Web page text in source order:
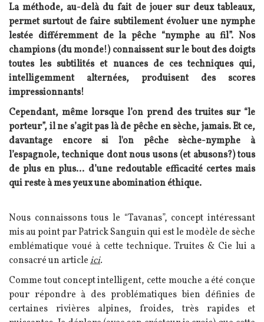
La méthode, au-delà du fait de jouer sur deux tableaux,
permet surtout de faire subtilement évoluer une nymphe
lestée différemment de la pêche “nymphe au fil”. Nos
champions (du monde!) connaissent sur le bout des doigts
toutes les subtilités et nuances de ces techniques qui,
intelligemment alternées, produisent des scores
impressionnants!
Cependant, même lorsque l’on prend des truites sur “le
porteur”, il ne s’agit pas là de pêche en sèche, jamais. Et ce,
davantage encore si l'on pêche sèche-nymphe à
l’espagnole, technique dont nous usons (et abusons?) tous
de plus en plus... d’une redoutable efficacité certes mais
qui reste à mes yeux une abomination éthique.
Texte
Nous connaissons tous le “Tavanas”, concept intéressant
mis au point par Patrick Sanguin qui est le modèle de sèche
emblématique voué à cette technique. Truites & Cie lui a
consacré un articleici.
Comme tout concept intelligent, cette mouche a été conçue
pour répondre à des problématiques bien définies de
certaines rivières alpines, froides, très rapides et